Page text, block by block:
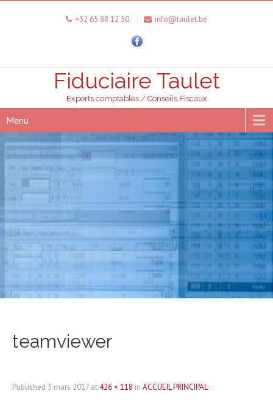
+32 65 88 12 50 info@taulet.be
Fiduciaire Taulet
Experts comptables / Conseils Fiscaux
Menu
teamviewer
Published 3 mars 2017 at 426 × 118 in ACCUEIL PRINCIPAL